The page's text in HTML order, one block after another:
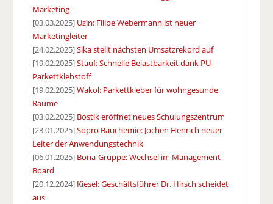
Marketing
[03.03.2025] Uzin: Filipe Webermann ist neuer
Marketingleiter
[24.02.2025]Sika stellt nächsten Umsatzrekord auf
[19.02.2025]Stauf: Schnelle Belastbarkeit dank PU-
Parkettklebstoff
[19.02.2025]Wakol: Parkettkleber für wohngesunde
Räume
[03.02.2025] Bostik eröffnet neues Schulungszentrum
[23.01.2025]Sopro Bauchemie: Jochen Henrich neuer
Leiter der Anwendungstechnik
[06.01.2025] Bona-Gruppe: Wechsel im Management-
Board
[20.12.2024] Kiesel: Geschäftsführer Dr. Hirsch scheidet
aus